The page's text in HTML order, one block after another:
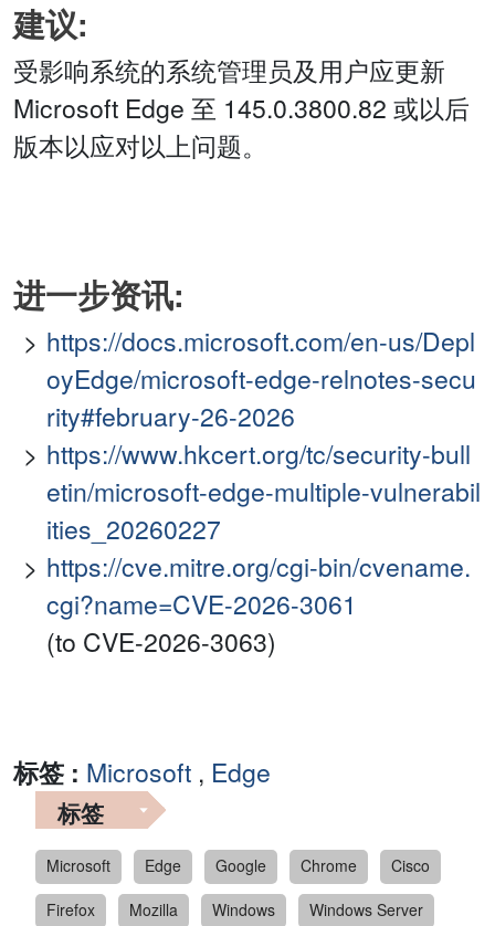
建议:
受影响系统的系统管理员及用户应更新
Microsoft Edge 至 145.0.3800.82 或以后
版本以应对以上问题。
进一步资讯:
https://docs.microsoft.com/en-us/Depl
oyEdge/microsoft-edge-relnotes-secu
rity#february-26-2026
https://www.hkcert.org/tc/security-bull
etin/microsoft-edge-multiple-vulnerabil
ities_20260227
https://cve.mitre.org/cgi-bin/cvename.
cgi?name=CVE-2026-3061
(to CVE-2026-3063)
标签 : Microsoft , Edge
标签
Microsoft Edge Google Chrome
Cisco
Firefox
Mozilla Windows
Windows Server